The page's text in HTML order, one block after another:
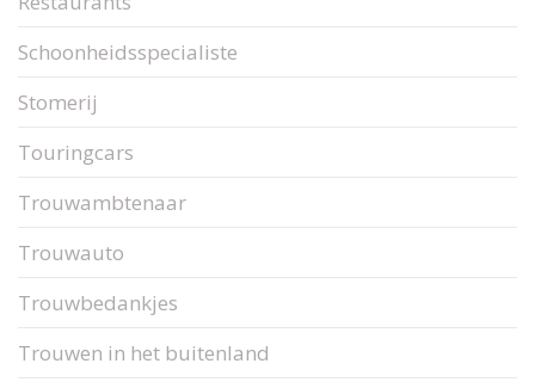
Schoonheidsspecialiste
Stomerij
Touringcars
Trouwambtenaar
Trouwauto
Trouwbedankjes
Trouwen in het buitenland